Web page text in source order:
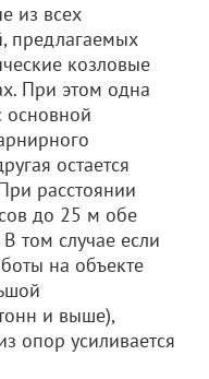
из всех
предлагаемых
козловые
При этом одна
основной
остается
расстоянии
до 25 м обе
том случае если
на объекте
и выше),
опор усиливается